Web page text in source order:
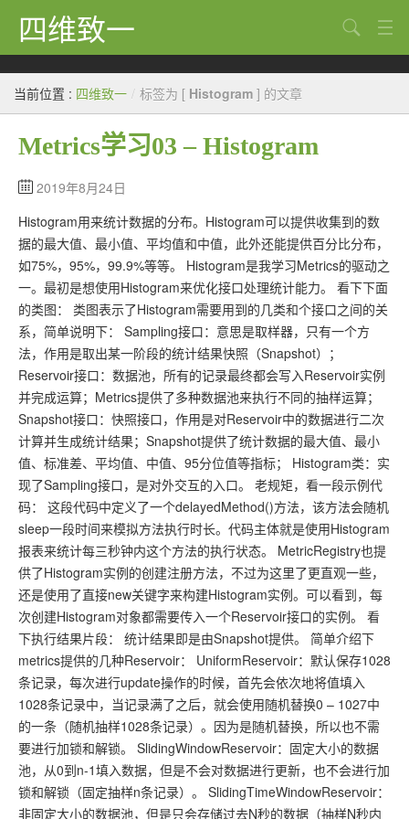
四维致一
Java
大数据
Python
Scala
GoLang
工程
Bug
Tricks
想法
搜索
当前位置 : 四维致一 / 标签为 [ Histogram ] 的文章
Metrics学习03 – Histogram
2019年8月24日
Histogram用来统计数据的分布。Histogram可以提供收集到的数
据的最大值、最小值、平均值和中值，此外还能提供百分比分布，
如75%，95%，99.9%等等。 Histogram是我学习Metrics的驱动之
一。最初是想使用Histogram来优化接口处理统计能力。 看下下面
的类图： 类图表示了Histogram需要用到的几类和个接口之间的关
系，简单说明下： Sampling接口：意思是取样器，只有一个方
法，作用是取出某一阶段的统计结果快照（Snapshot）；
Reservoir接口：数据池，所有的记录最终都会写入Reservoir实例
并完成运算；Metrics提供了多种数据池来执行不同的抽样运算；
Snapshot接口：快照接口，作用是对Reservoir中的数据进行二次
计算并生成统计结果；Snapshot提供了统计数据的最大值、最小
值、标准差、平均值、中值、95分位值等指标； Histogram类：实
现了Sampling接口，是对外交互的入口。 老规矩，看一段示例代
码： 这段代码中定义了一个delayedMethod()方法，该方法会随机
sleep一段时间来模拟方法执行时长。代码主体就是使用Histogram
报表来统计每三秒钟内这个方法的执行状态。 MetricRegistry也提
供了Histogram实例的创建注册方法，不过为这里了更直观一些，
还是使用了直接new关键字来构建Histogram实例。可以看到，每
次创建Histogram对象都需要传入一个Reservoir接口的实例。 看
下执行结果片段： 统计结果即是由Snapshot提供。 简单介绍下
metrics提供的几种Reservoir： UniformReservoir：默认保存1028
条记录，每次进行update操作的时候，首先会依次地将值填入
1028条记录中，当记录满了之后，就会使用随机替换0 – 1027中
的一条（随机抽样1028条记录）。因为是随机替换，所以也不需
要进行加锁和解锁。 SlidingWindowReservoir：固定大小的数据
池，从0到n-1填入数据，但是不会对数据进行更新，也不会进行加
锁和解锁（固定抽样n条记录）。 SlidingTimeWindowReservoir：
非固定大小的数据池，但是只会存储过去N秒的数据（抽样N秒内